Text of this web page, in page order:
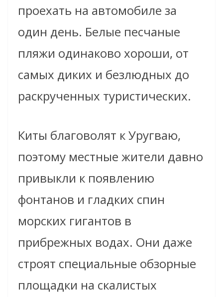
проехать на автомобиле за
один день. Белые песчаные
пляжи одинаково хороши, от
самых диких и безлюдных до
раскрученных туристических.
Киты благоволят к Уругваю,
поэтому местные жители давно
привыкли к появлению
фонтанов и гладких спин
морских гигантов в
прибрежных водах. Они даже
строят специальные обзорные
площадки на скалистых